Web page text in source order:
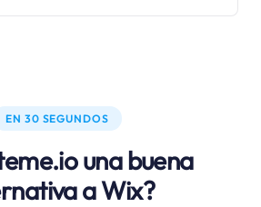
EN 30 SEGUNDOS
una buena
a Wix?